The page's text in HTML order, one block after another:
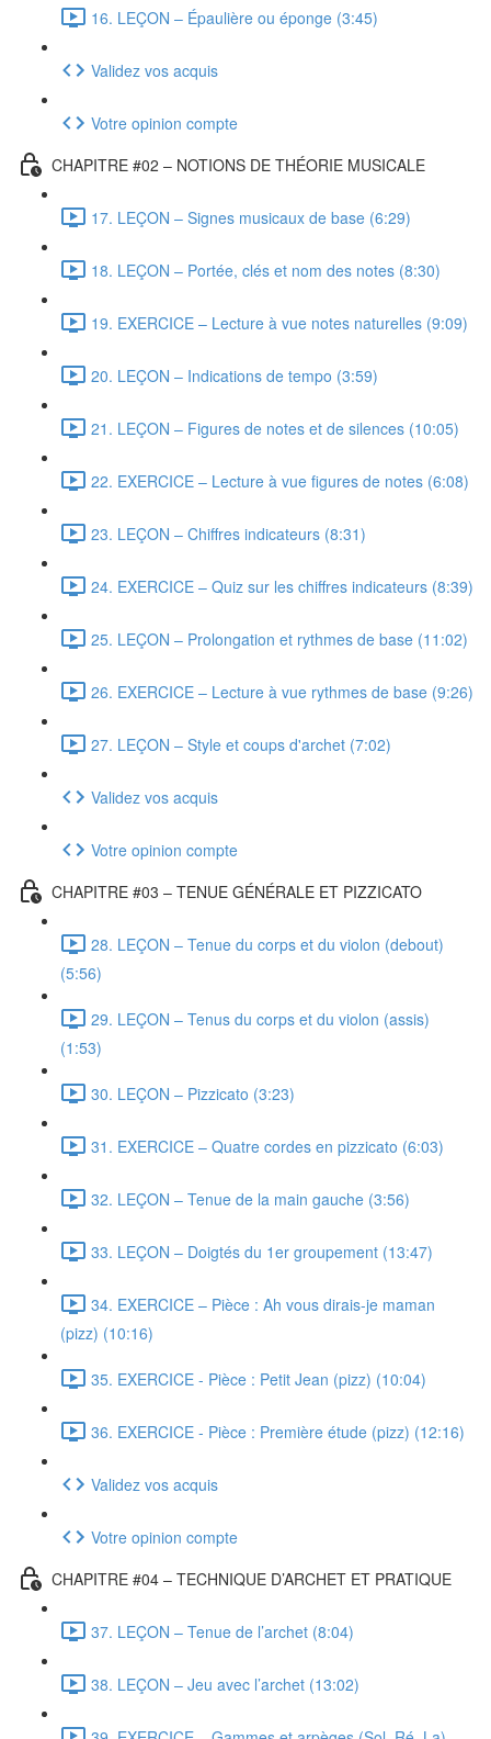
16. LEÇON – Épaulière ou éponge (3:45)
Validez vos acquis
Votre opinion compte
CHAPITRE #02 – NOTIONS DE THÉORIE MUSICALE
17. LEÇON – Signes musicaux de base (6:29)
18. LEÇON – Portée, clés et nom des notes (8:30)
19. EXERCICE – Lecture à vue notes naturelles (9:09)
20. LEÇON – Indications de tempo (3:59)
21. LEÇON – Figures de notes et de silences (10:05)
22. EXERCICE – Lecture à vue figures de notes (6:08)
23. LEÇON – Chiffres indicateurs (8:31)
24. EXERCICE – Quiz sur les chiffres indicateurs (8:39)
25. LEÇON – Prolongation et rythmes de base (11:02)
26. EXERCICE – Lecture à vue rythmes de base (9:26)
27. LEÇON – Style et coups d'archet (7:02)
Validez vos acquis
Votre opinion compte
CHAPITRE #03 – TENUE GÉNÉRALE ET PIZZICATO
28. LEÇON – Tenue du corps et du violon (debout)
(5:56)
29. LEÇON – Tenus du corps et du violon (assis)
(1:53)
30. LEÇON – Pizzicato (3:23)
31. EXERCICE – Quatre cordes en pizzicato (6:03)
32. LEÇON – Tenue de la main gauche (3:56)
33. LEÇON – Doigtés du 1er groupement (13:47)
34. EXERCICE – Pièce : Ah vous dirais-je maman
(pizz) (10:16)
35. EXERCICE - Pièce : Petit Jean (pizz) (10:04)
36. EXERCICE - Pièce : Première étude (pizz) (12:16)
Validez vos acquis
Votre opinion compte
CHAPITRE #04 – TECHNIQUE D’ARCHET ET PRATIQUE
37. LEÇON – Tenue de l’archet (8:04)
38. LEÇON – Jeu avec l’archet (13:02)